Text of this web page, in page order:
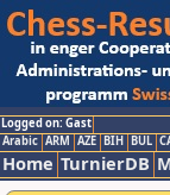
Logged on: Gast
Arabic ARM AZE BIH BUL
Home TurnierDB